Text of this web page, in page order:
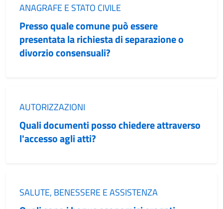
Categoria:
ANAGRAFE E STATO CIVILE
Presso quale comune può essere
presentata la richiesta di separazione o
divorzio consensuali?
Categoria:
AUTORIZZAZIONI
Quali documenti posso chiedere attraverso
l'accesso agli atti?
Categoria:
SALUTE, BENESSERE E ASSISTENZA